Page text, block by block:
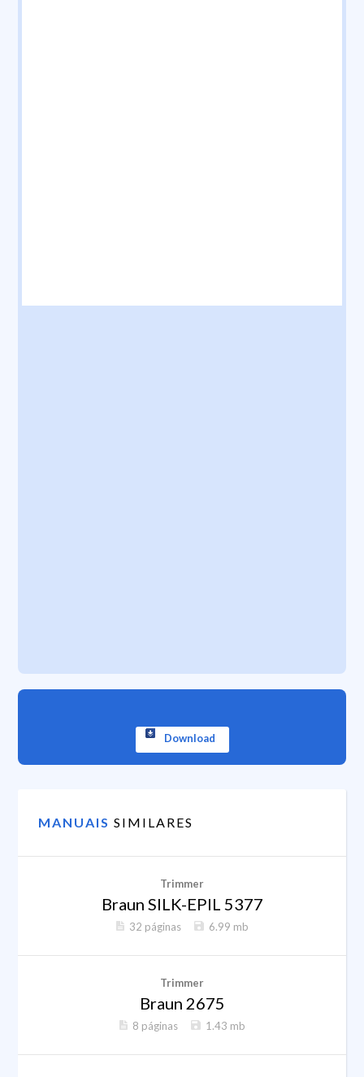
Download
MANUAIS SIMILARES
Trimmer
Braun SILK-EPIL 5377
32 páginas 6.99 mb
Trimmer
Braun 2675
8 páginas 1.43 mb